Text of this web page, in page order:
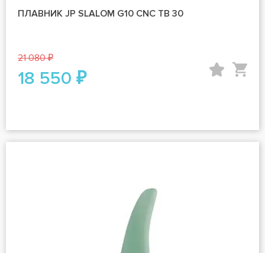
ПЛАВНИК JP SLALOM G10 CNC TB 30
21 080 ₽
18 550 ₽